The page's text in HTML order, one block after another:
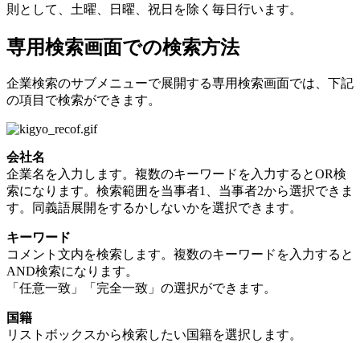
則として、土曜、日曜、祝日を除く毎日行います。
専用検索画面での検索方法
企業検索のサブメニューで展開する専用検索画面では、下記
の項目で検索ができます。
会社名
企業名を入力します。複数のキーワードを入力するとOR検
索になります。検索範囲を当事者1、当事者2から選択できま
す。同義語展開をするかしないかを選択できます。
キーワード
コメント文内を検索します。複数のキーワードを入力すると
AND検索になります。
「任意一致」「完全一致」の選択ができます。
国籍
リストボックスから検索したい国籍を選択します。